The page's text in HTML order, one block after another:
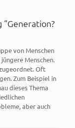
von Menschen
Menschen.
Oft
Zum Beispiel in
dieses Thema
aber auch